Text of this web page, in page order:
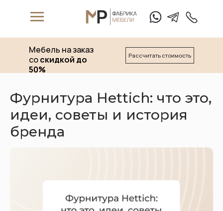
What's App T elegam
Мебель на заказ
соскидкой до
50%
Рассчитать стоимость
Фурнитура Hettich: что это,
идеи, советы и история
бренда